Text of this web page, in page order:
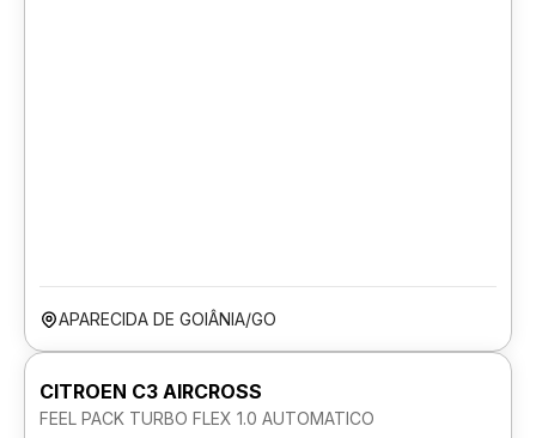
APARECIDA DE GOIÂNIA/GO
CITROEN C3 AIRCROSS
FEEL PACK TURBO FLEX 1.0 AUTOMATICO